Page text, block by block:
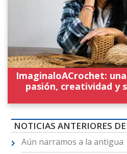
ImaginaloACrochet:
pasión, creatividad y
NOTICIAS ANTERIORES
Aún narramos a la antigua